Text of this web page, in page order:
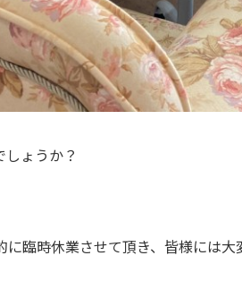
ょうか？
臨時休業させて頂き、皆様には大